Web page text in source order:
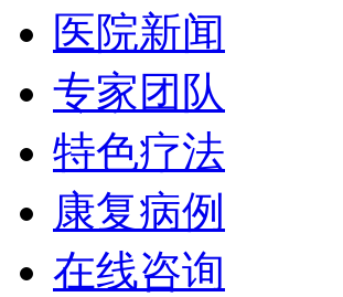
医院新闻
专家团队
特色疗法
康复病例
在线咨询